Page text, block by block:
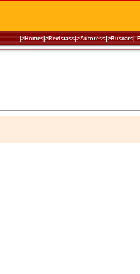
|>Home<|>Revistas<|>Autores<|>Buscar<|